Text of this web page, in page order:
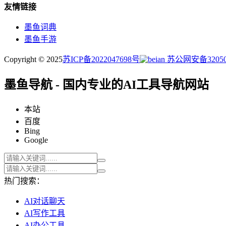
友情链接
墨鱼词典
墨鱼手游
Copyright © 2025苏ICP备2022047698号 苏公网安备
墨鱼导航 - 国内专业的AI工具导航网站
本站
百度
Bing
Google
热门搜索：
AI对话聊天
AI写作工具